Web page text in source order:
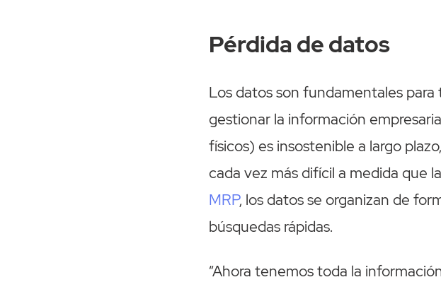
Pérdida de datos
Los datos son fundamentales
gestionar la información
físicos) es insostenible a largo
cada vez más difícil a medida que
MRP, los datos se organizan de
búsquedas rápidas.
“Ahora tenemos toda la